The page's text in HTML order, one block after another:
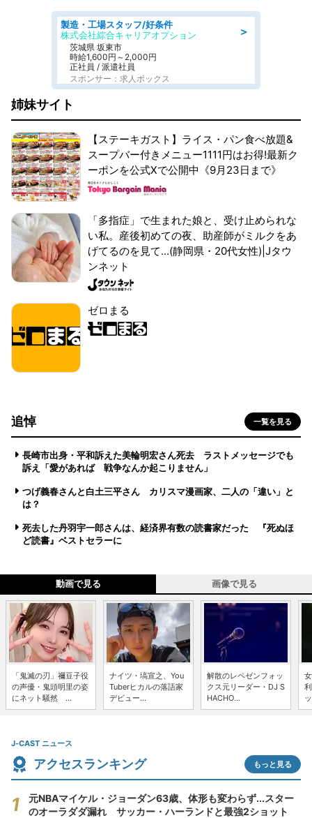
＞
製造・工場スタッフ/好条件
株式会社綜合キャリアオプション
茨城県 坂東市
時給1,600円～2,000円
正社員 / 派遣社員
スポンサー：求人ボックス
姉妹サイト
【ステーキガスト】ライス・パン食べ放題&
スープバー付きメニュー1111円はお得!最新ク
ーポンを公式Xで公開中《9月23日まで》
「多指症」で生まれた娘と、受け止められな
い私。産後初めての夜、助産師がミルクをあ
げてるのを見て...(静岡県・20代女性)|Jタウ
ンネット
ゼロまる
追悼 一覧を見る
長崎市出身・平和訴えた美輪明宏さん死去 ラストメッセージでも
訴え「愛があれば 戦争なんか起こりません」
つげ義春さんと白土三平さん カリスマ漫画家、二人の「違い」と
は？
死去した丹羽宇一郎さんは、経済界有数の読書家だった 『死ぬほ
ど読書』ベストセラーに
動画で見る 画像で見る
「鬼滅の刃」禰豆子役
の声優・鬼頭明里の姿
にネット騒然 ...
ナイツ・塙宣之、You
Tuberヒカルの落語家
デビュー...
解散のレペゼンフォッ
クス元リーダー・DJ S
HACHO...
J-CAST ニュース
アクセスランキング もっと見る
元NBAマイケル・ジョーダン63歳、体形も変わらず...スター
のオーラダダ漏れ サッカー・ハーランドと最強2ショット